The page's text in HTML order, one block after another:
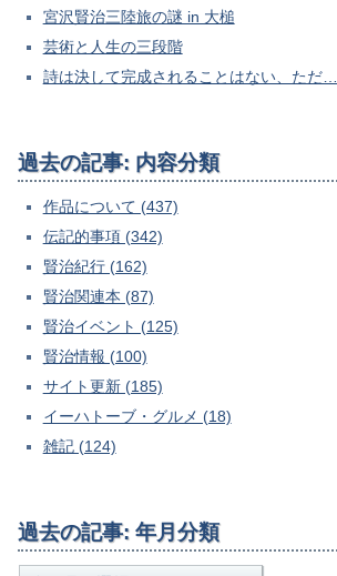
宮沢賢治三陸旅の謎 in 大槌
芸術と人生の三段階
詩は決して完成されることはない、ただ…
過去の記事: 内容分類
作品について (437)
伝記的事項 (342)
賢治紀行 (162)
賢治関連本 (87)
賢治イベント (125)
賢治情報 (100)
サイト更新 (185)
イーハトーブ・グルメ (18)
雑記 (124)
過去の記事: 年月分類